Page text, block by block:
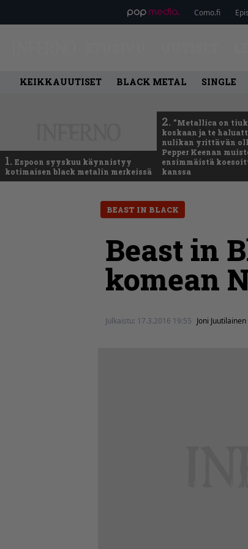
Como.fi
KEIKKAUUTISET BLACK METAL SINGLE
1. Espoon syyskuu käynnistyy
kotimaisen black metalin merkeissä
2. ”Metallica on
koskaan ja te
nulikan yrittävän
Pepper Keenan
ensimmäistä
kanssa
BEAST IN BLACK
Beast in
komean
Julkaistu: 17.3.2016 19:55 Joni Juutilainen